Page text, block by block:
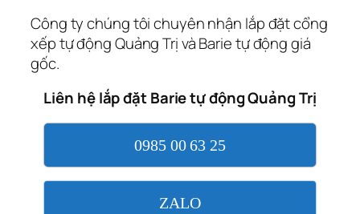
Công ty chúng tôi chuyên nhận lắp đặt cổng
xếp tự động Quảng Trị và Barie tự động giá
gốc.
Liên hệ lắp đặt Barie tự động Quảng Trị
0985 00 63 25
ZALO